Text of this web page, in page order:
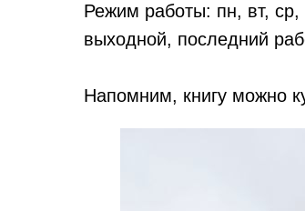
Режим работы: пн, вт,
выходной, последний
Напомним, книгу можно